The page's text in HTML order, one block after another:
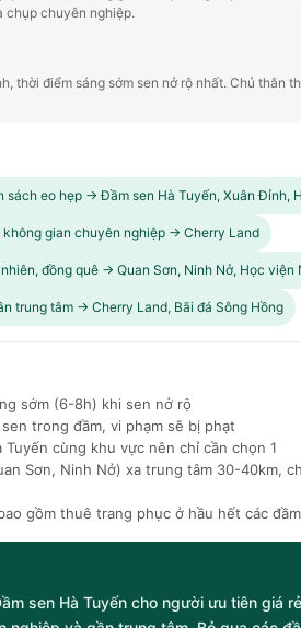
chụp chuyên nghiệp.
thời điểm sáng sớm sen nở rộ nhất. Chủ thân
sách eo hẹp → Đầm sen Hà Tuyến, Xuân Đỉnh,
gian chuyên nghiệp → Cherry Land
đồng quê → Quan Sơn, Ninh Nở, Học viện
trung tâm → Cherry Land, Bãi đá Sông Hồng
sớm (6-8h) khi sen nở rộ
trong đầm, vi phạm sẽ bị phạt
Tuyến cùng khu vực nên chỉ cần chọn 1
Sơn, Ninh Nở) xa trung tâm 30-40km,
gồm thuê trang phục ở hầu hết các đầm
sen Hà Tuyến cho người ưu tiên giá